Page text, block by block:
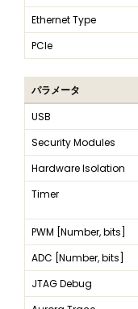
Ethernet Type
PCIe
パラメータ
USB
Security Modules
Hardware Isolation
Timer
PWM [Number, bits]
ADC [Number, bits]
JTAG Debug